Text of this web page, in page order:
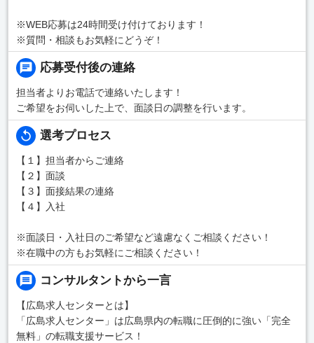
※WEB応募は24時間受け付けております！
※質問・相談もお気軽にどうぞ！
応募受付後の連絡
担当者よりお電話で連絡いたします！
ご希望をお伺いした上で、面談日の調整を行います。
選考プロセス
【１】担当者からご連絡
【２】面談
【３】面接結果の連絡
【４】入社
※面談日・入社日のご希望など遠慮なくご相談ください！
※在職中の方もお気軽にご相談ください！
コンサルタントから一言
【広島求人センターとは】
「広島求人センター」は広島県内の転職に圧倒的に強い「完全
無料」の転職支援サービス！